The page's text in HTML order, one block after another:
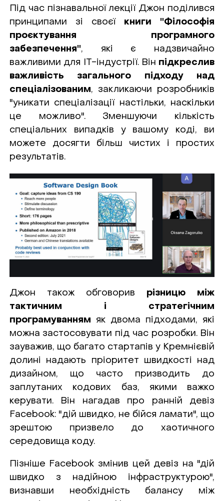
Під час пізнавальної лекції Джон поділився
принципами зі своєї книги "Філософія
проєктування програмного
забезпечення", які є надзвичайно
важливими для ІТ-індустрії. Він підкреслив
важливість загального підходу над
спеціалізованим, закликаючи розробників
"уникати спеціалізації настільки, наскільки
це можливо". Зменшуючи кількість
спеціальних випадків у вашому коді, ви
можете досягти більш чистих і простих
результатів.
Джон також обговорив різницю між
тактичним і стратегічним
програмуванням як двома підходами, які
можна застосовувати під час розробки. Він
зауважив, що багато стартапів у Кремнієвій
долині надають пріоритет швидкості над
дизайном, що часто призводить до
заплутаних кодових баз, якими важко
керувати. Він нагадав про ранній девіз
Facebook: "дій швидко, не бійся ламати", що
зрештою призвело до хаотичного
середовища коду.
Пізніше Facebook змінив цей девіз на "дій
швидко з надійною інфраструктурою",
визнавши необхідність балансу між